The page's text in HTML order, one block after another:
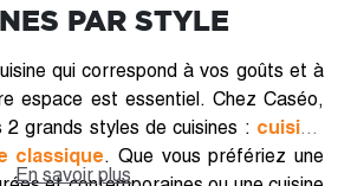
PAR STYLE
qui correspond à vos goûts et à
espace est essentiel. Chez Caséo,
2 grands styles de cuisines : cuisine
classique. Que vous préfériez une
En savoir plus